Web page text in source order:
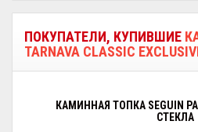
ПОКУПАТЕЛИ, КУПИВШИЕ
TARNAVA CLASSIC
КАМИННАЯ ТОПКА SEGUIN
СТЕКЛА